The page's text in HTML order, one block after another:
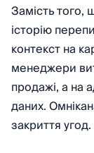
Замість того,
історію
контекст на
менеджери
продажі, а на
даних.
закриття угод.